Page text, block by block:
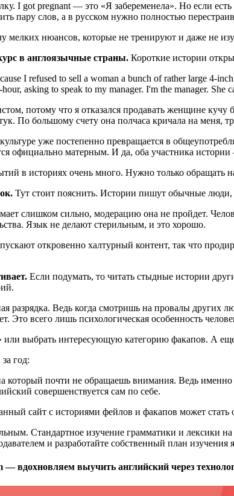
I got pregnant — это «Я забеременела». Но если
пару слов, а в русском нужно полностью
мелких нюансов, которые не тренируют и даже не
в англоязычные страны. Короткие истории
I refused to sell a woman a bunch of rather large 4-
asking to speak to my manager. I'm the manager. She
потому что я отказался продавать женщине
По большому счету она полчаса кричала на меня,
уже постепенно превращается в
официально матерным. И да, оба участника
в историях очень много. Нужно только обращать
Тут стоит пояснить. Истории пишут обычные люди,
слишком сильно, модерацию она не пройдет.
Язык не делают стерильным, и это хорошо.
откровенно халтурный контент, так что
Если подумать, то читать стыдные истории
разрядка. Ведь когда смотришь на провалы других
Это всего лишь психологическая особенность
выбрать интересующую категорию факапов. А
год:
который почти не обращаешь внимания. Ведь
совершенствуется сам по себе.
сайт с историями фейлов и факапов может
Стандартное изучение грамматики и лексики
и разработайте собственный план изучения
вдохновляем выучить английский через